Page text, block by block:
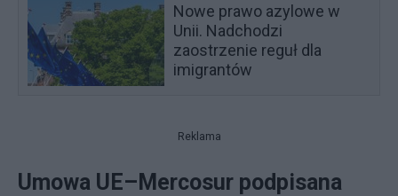
Nowe prawo azylowe w
Unii. Nadchodzi
zaostrzenie reguł dla
imigrantów
Reklama
Umowa UE–Mercosur podpisana